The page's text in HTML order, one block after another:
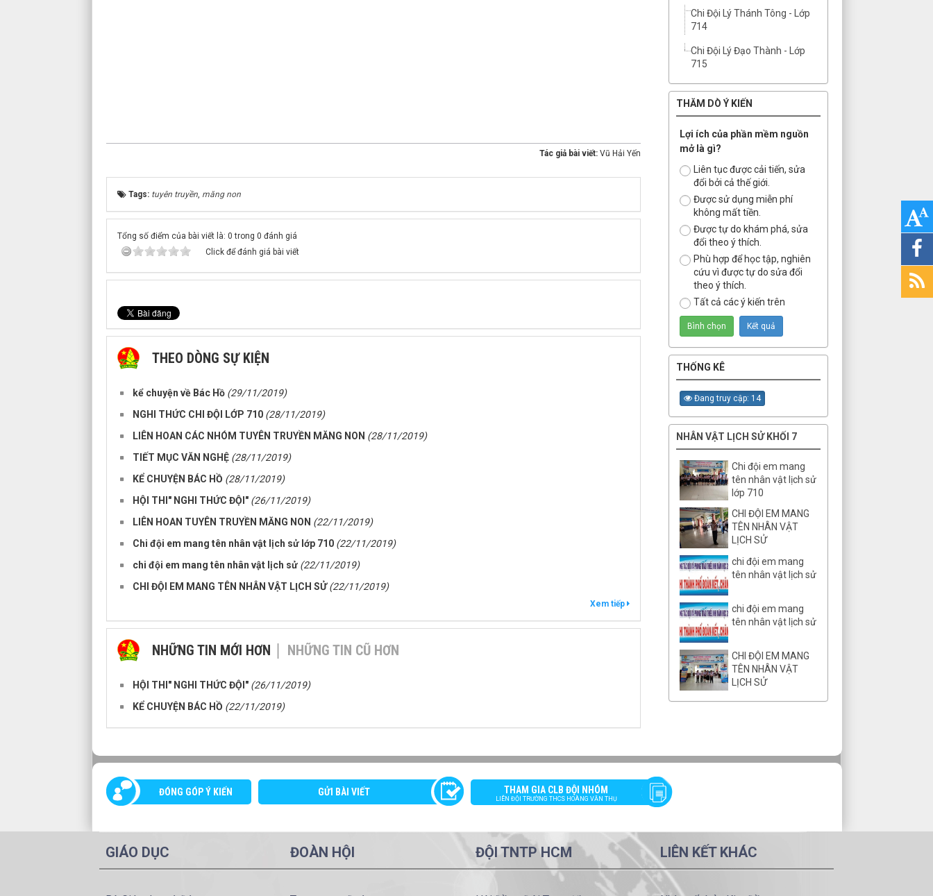
Tác giả bài viết: Vũ Hải Yến
Tags: tuyên truyền, măng non
Tổng số điểm của bài viết là: 0 trong 0 đánh giá
Click để đánh giá bài viết
THEO DÒNG SỰ KIỆN
kể chuyện về Bác Hồ (29/11/2019)
NGHI THỨC CHI ĐỘI LỚP 710 (28/11/2019)
LIÊN HOAN CÁC NHÓM TUYÊN TRUYỀN MĂNG NON (28/11/2019)
TIẾT MỤC VĂN NGHỆ (28/11/2019)
KỂ CHUYỆN BÁC HỒ (28/11/2019)
HỘI THI" NGHI THỨC ĐỘI" (26/11/2019)
LIÊN HOAN TUYÊN TRUYỀN MĂNG NON (22/11/2019)
Chi đội em mang tên nhân vật lịch sử lớp 710 (22/11/2019)
chi đội em mang tên nhân vật lịch sử (22/11/2019)
CHI ĐỘI EM MANG TÊN NHÂN VẬT LỊCH SỬ (22/11/2019)
Xem tiếp
NHỮNG TIN MỚI HƠN NHỮNG TIN CŨ HƠN
HỘI THI" NGHI THỨC ĐỘI" (26/11/2019)
KỂ CHUYỆN BÁC HỒ (22/11/2019)
Chi Đội Lý Thánh Tông - Lớp
714
Chi Đội Lý Đạo Thành - Lớp
715
THĂM DÒ Ý KIẾN
Lợi ích của phần mềm nguồn
mở là gì?
Liên tục được cải tiến, sửa
đổi bởi cả thế giới.
Được sử dụng miễn phí
không mất tiền.
Được tự do khám phá, sửa
đổi theo ý thích.
Phù hợp để học tập, nghiên
cứu vì được tự do sửa đổi
theo ý thích.
Tất cả các ý kiến trên
THỐNG KÊ
Đang truy cập: 14
NHÂN VẬT LỊCH SỬ KHỐI 7
Chi đội em mang
tên nhân vật lịch sử
lớp 710
CHI ĐỘI EM MANG
TÊN NHÂN VẬT
LỊCH SỬ
chi đội em mang
tên nhân vật lịch sử
chi đội em mang
tên nhân vật lịch sử
CHI ĐỘI EM MANG
TÊN NHÂN VẬT
LỊCH SỬ
ĐÓNG GÓP Ý KIẾN GỬI BÀI VIẾT THAM GIA CLB ĐỘI NHÓM
LIÊN ĐỘI TRƯỜNG THCS HOÀNG VĂN THỤ
GIÁO DỤC ĐOÀN HỘI ĐỘI TNTP HCM LIÊN KẾT KHÁC